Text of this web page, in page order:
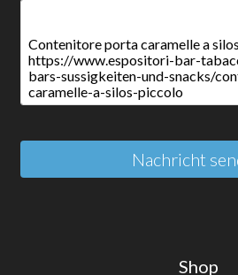
Nachricht
Shop